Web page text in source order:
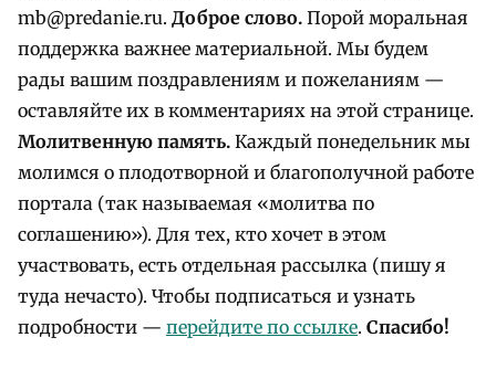
mb@predanie.ru. Доброе слово. Порой моральная
поддержка важнее материальной. Мы будем
рады вашим поздравлениям и пожеланиям —
оставляйте их в комментариях на этой странице.
Молитвенную память. Каждый понедельник мы
молимся о плодотворной и благополучной работе
портала (так называемая «молитва по
соглашению»). Для тех, кто хочет в этом
участвовать, есть отдельная рассылка (пишу я
туда нечасто). Чтобы подписаться и узнать
подробности — перейдите по ссылке. Спасибо!